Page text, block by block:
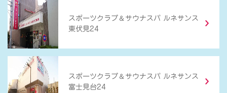
スポーツクラブ ＆ サウナスパ ルネサンス
東伏見24
スポーツクラブ ＆ サウナスパ ルネサンス
富士見台24